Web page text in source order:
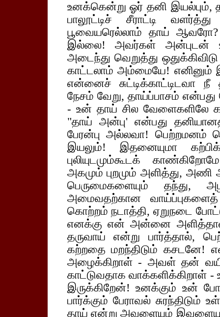
உனக்கென்று ஓர் தனி இயல்பும்,
பாலூட்டிச் சீராட்டி
பூவையரெல்லாம் தாய்
இல்லை! அவர்கள் அன்புடன்
அடைந்து வெறுத்து
காட்டலாம் அம்மையே!
என்னைச் சுட்டிக்காட்டிடவா
நேசம் வேறு, தாய்ப்பாசம்
- உன் தாய் சில வேளைகளிலே
"தாய் அன்பு' என்பது
பேரன்பு அல்லவா! பெற்றமனம்
இயலும்! இதனையுமா
புலியுடமும்கூடக்
அகமும் புறமும் அளித்து, அணி
பெருமைகளையும் தந்து,
அமைவதற்கான வாய்ப்புகளைத்
கொற்றம் நடாத்தி, ஏறுநடை
எனக்கு என் அன்னை அளித்தாள்!
தருவாய் என்று பார்த்தால்,
கற்றதை மறந்திடும் கசடனே!
அழைக்கிறாள் - அவள் தன்
காட்டுவதாக வாக்களிக்கிறாள் -
இருக்கிறேன்! உனக்கும் உன்
பார்க்கும் பேராவல்
தாய் என்று அவளையும்